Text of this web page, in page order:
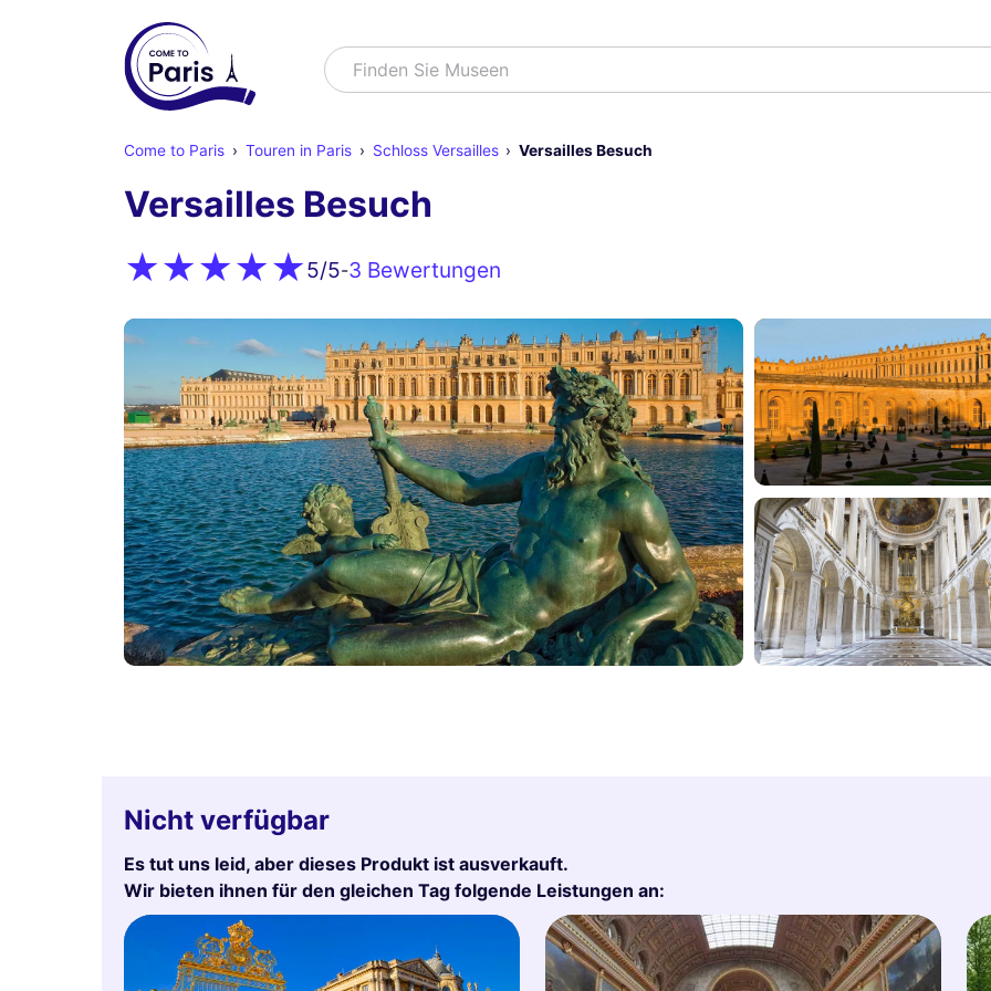
SuchenFinden Sie Museen
Come to Paris Touren in Paris Schloss Versailles Versailles Besuch
Versailles Besuch
5/5-3 Bewertungen
Nicht verfügbar
Es tut uns leid, aber dieses Produkt ist ausverkauft.
Wir bieten ihnen für den gleichen Tag folgende Leistungen an: